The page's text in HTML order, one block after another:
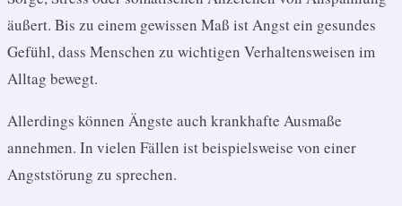
äußert. Bis zu einem gewissen Maß ist Angst ein gesundes
Gefühl, dass Menschen zu wichtigen Verhaltensweisen im
Alltag bewegt.
Allerdings können Ängste auch krankhafte Ausmaße
annehmen. In vielen Fällen ist beispielsweise von einer
Angststörung zu sprechen.